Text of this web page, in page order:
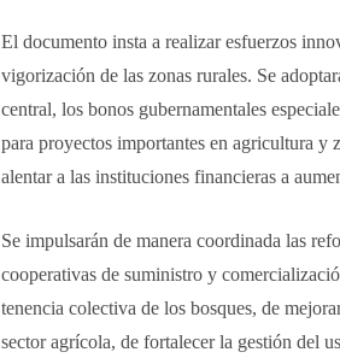
El documento insta a realizar esfuerzos
vigorización de las zonas rurales. Se
central, los bonos gubernamentales
para proyectos importantes en agricultura y
alentar a las instituciones financieras a
Se impulsarán de manera coordinada las
cooperativas de suministro y
tenencia colectiva de los bosques, de
sector agrícola, de fortalecer la gestión del